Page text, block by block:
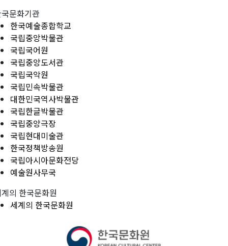
문화기관
한국예술종합학교
국립중앙박물관
국립국어원
국립중앙도서관
국립국악원
국립민속박물관
대한민국역사박물관
국립한글박물관
국립중앙극장
국립현대미술관
한국정책방송원
국립아시아문화전당
예술원사무국
의 한국문화원
세계의 한국문화원